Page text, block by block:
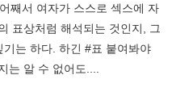
째서 여자가 스스로 섹스에 자
표상처럼 해석되는 것인지, 그
는 하다. 하긴 #표 붙여봐야
는 알 수 없어도....